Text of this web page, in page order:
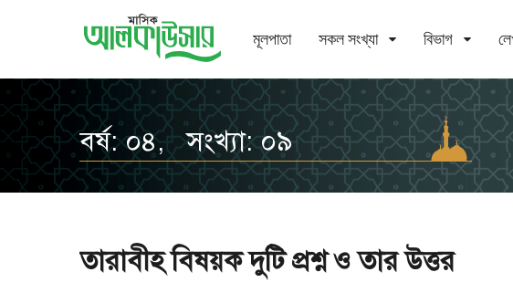
মূলপাতা সকল সংখ্যা বিভাগ
বর্ষ: ০৪, সংখ্যা: ০৯
তারাবীহ বিষয়ক দুটি প্রশ্ন ও তার উত্তর